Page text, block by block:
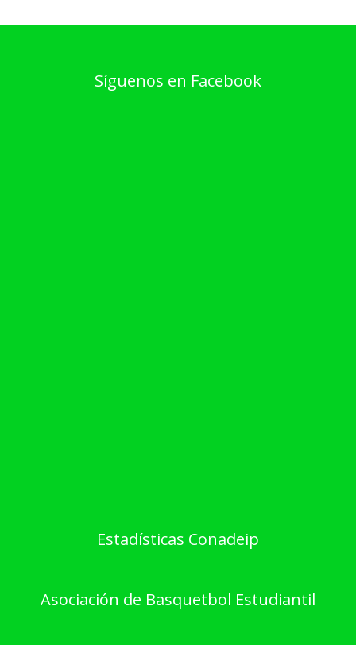
Síguenos en Facebook
Estadísticas Conadeip
Asociación de Basquetbol Estudiantil